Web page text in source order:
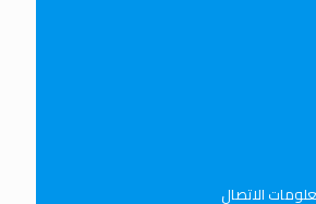
الاتصال